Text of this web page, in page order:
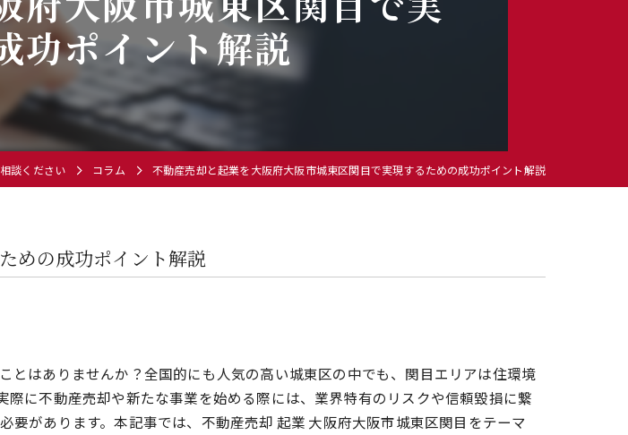
産価値が変わる
値に与える影響
功ポイント解説
談ください コラム 不動産売却と起業を大阪府大阪市城東区関目で実現するための成功ポイント解説
めの成功ポイント解説
はありませんか？全国的にも人気の高い城東区の中でも、関目エリアは住環境
に不動産売却や新たな事業を始める際には、業界特有のリスクや信頼毀損に繋
があります。本記事では、不動産売却 起業 大阪府大阪市城東区関目をテーマ